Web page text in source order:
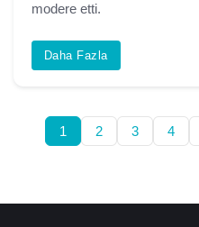
modere etti.
Daha Fazla
1 2 3 4